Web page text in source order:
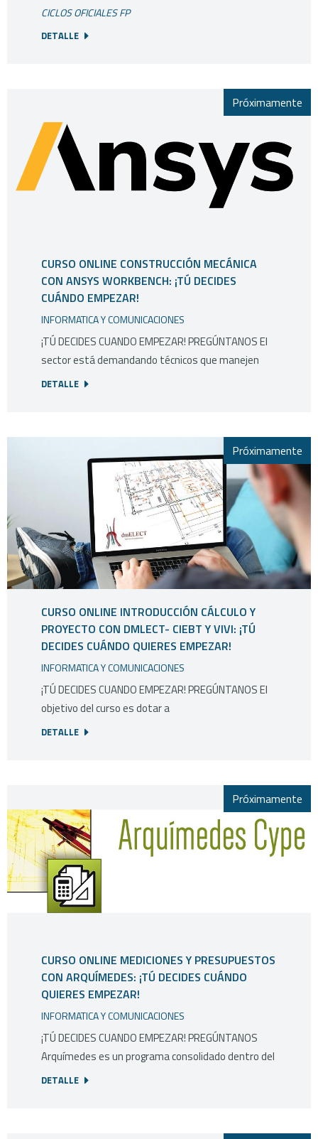
CICLOS OFICIALES FP
DETALLE
Próximamente
CURSO ONLINE CONSTRUCCIÓN MECÁNICA
CON ANSYS WORKBENCH: ¡TÚ DECIDES
CUÁNDO EMPEZAR!
INFORMATICA Y COMUNICACIONES
¡TÚ DECIDES CUANDO EMPEZAR! PREGÚNTANOS El
sector está demandando técnicos que manejen
DETALLE
Próximamente
CURSO ONLINE INTRODUCCIÓN CÁLCULO Y
PROYECTO CON DMLECT- CIEBT Y VIVI: ¡TÚ
DECIDES CUÁNDO QUIERES EMPEZAR!
INFORMATICA Y COMUNICACIONES
¡TÚ DECIDES CUANDO EMPEZAR! PREGÚNTANOS El
objetivo del curso es dotar a
DETALLE
Próximamente
CURSO ONLINE MEDICIONES Y PRESUPUESTOS
CON ARQUÍMEDES: ¡TÚ DECIDES CUÁNDO
QUIERES EMPEZAR!
INFORMATICA Y COMUNICACIONES
¡TÚ DECIDES CUANDO EMPEZAR! PREGÚNTANOS
Arquímedes es un programa consolidado dentro del
DETALLE